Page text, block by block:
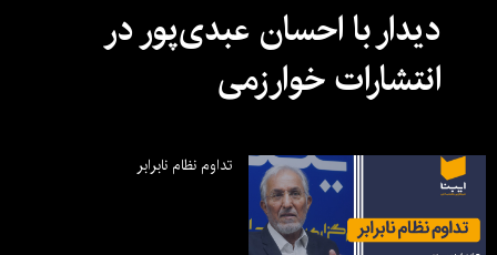
دیدار با احسان عبدی‌پور در
انتشارات خوارزمی
تداوم نظام نابرابر